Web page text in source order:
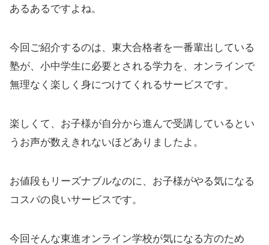
あるあるですよね。
今回ご紹介するのは、東大合格者を一番輩出している
塾が、小中学生に必要とされる学力を、オンラインで
無理なく楽しく身につけてくれるサービスです。
楽しくて、お子様が自分から進んで受講しているとい
うお声が数えきれないほどありましたよ。
お値段もリーズナブルなのに、お子様がやる気になる
コスパの良いサービスです。
今回そんな東進オンライン学校が気になる方のため